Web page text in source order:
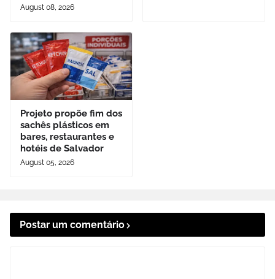
August 08, 2026
Projeto propõe fim dos
sachês plásticos em
bares, restaurantes e
hotéis de Salvador
August 05, 2026
Postar um comentário